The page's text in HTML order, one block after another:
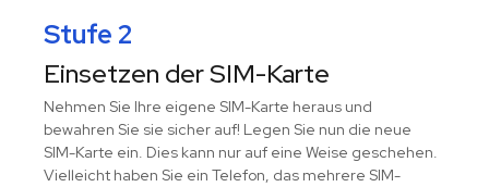
Stufe 2
Einsetzen der SIM-Karte
Nehmen Sie Ihre eigene SIM-Karte heraus und
bewahren Sie sie sicher auf! Legen Sie nun die neue
SIM-Karte ein. Dies kann nur auf eine Weise geschehen.
Vielleicht haben Sie ein Telefon, das mehrere SIM-